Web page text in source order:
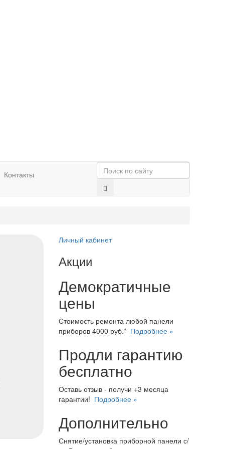
Контакты
Личный кабинет
Акции
Демократичные
цены
Стоимость ремонта любой панели
приборов 4000 руб.* Подробнее »
Продли гарантию
бесплатно
Оставь отзыв - получи +3 месяца
гарантии! Подробнее »
Дополнительно
Снятие/установка приборной панели с/